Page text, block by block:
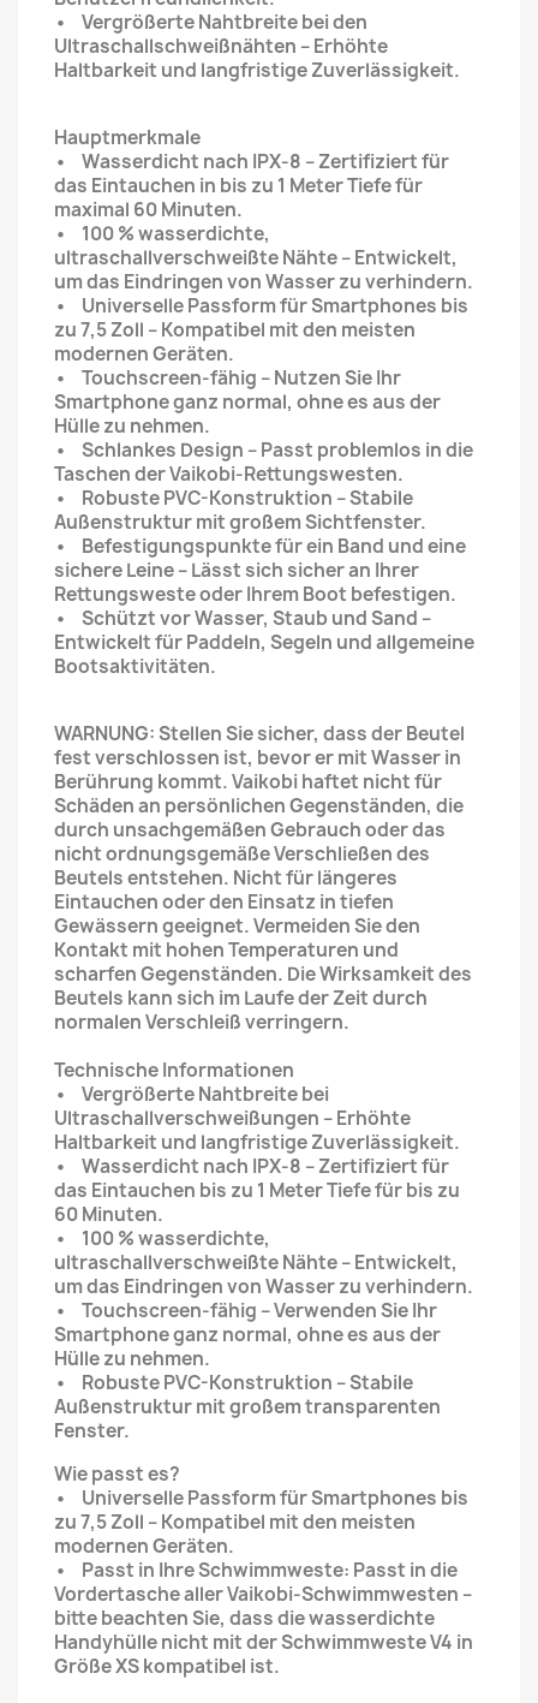
• Vergrößerte Nahtbreite bei den
Ultraschallschweißnähten – Erhöhte
Haltbarkeit und langfristige Zuverlässigkeit.
Hauptmerkmale
• Wasserdicht nach IPX-8 – Zertifiziert für
das Eintauchen in bis zu 1 Meter Tiefe für
maximal 60 Minuten.
• 100 % wasserdichte,
ultraschallverschweißte Nähte – Entwickelt,
um das Eindringen von Wasser zu verhindern.
• Universelle Passform für Smartphones bis
zu 7,5 Zoll – Kompatibel mit den meisten
modernen Geräten.
• Touchscreen-fähig – Nutzen Sie Ihr
Smartphone ganz normal, ohne es aus der
Hülle zu nehmen.
• Schlankes Design – Passt problemlos in die
Taschen der Vaikobi-Rettungswesten.
• Robuste PVC-Konstruktion – Stabile
Außenstruktur mit großem Sichtfenster.
• Befestigungspunkte für ein Band und eine
sichere Leine – Lässt sich sicher an Ihrer
Rettungsweste oder Ihrem Boot befestigen.
• Schützt vor Wasser, Staub und Sand –
Entwickelt für Paddeln, Segeln und allgemeine
Bootsaktivitäten.
WARNUNG: Stellen Sie sicher, dass der Beutel
fest verschlossen ist, bevor er mit Wasser in
Berührung kommt. Vaikobi haftet nicht für
Schäden an persönlichen Gegenständen, die
durch unsachgemäßen Gebrauch oder das
nicht ordnungsgemäße Verschließen des
Beutels entstehen. Nicht für längeres
Eintauchen oder den Einsatz in tiefen
Gewässern geeignet. Vermeiden Sie den
Kontakt mit hohen Temperaturen und
scharfen Gegenständen. Die Wirksamkeit des
Beutels kann sich im Laufe der Zeit durch
normalen Verschleiß verringern.
Technische Informationen
• Vergrößerte Nahtbreite bei
Ultraschallverschweißungen – Erhöhte
Haltbarkeit und langfristige Zuverlässigkeit.
• Wasserdicht nach IPX-8 – Zertifiziert für
das Eintauchen bis zu 1 Meter Tiefe für bis zu
60 Minuten.
• 100 % wasserdichte,
ultraschallverschweißte Nähte – Entwickelt,
um das Eindringen von Wasser zu verhindern.
• Touchscreen-fähig – Verwenden Sie Ihr
Smartphone ganz normal, ohne es aus der
Hülle zu nehmen.
• Robuste PVC-Konstruktion – Stabile
Außenstruktur mit großem transparenten
Fenster.
Wie passt es?
• Universelle Passform für Smartphones bis
zu 7,5 Zoll – Kompatibel mit den meisten
modernen Geräten.
• Passt in Ihre Schwimmweste: Passt in die
Vordertasche aller Vaikobi-Schwimmwesten –
bitte beachten Sie, dass die wasserdichte
Handyhülle nicht mit der Schwimmweste V4 in
Größe XS kompatibel ist.